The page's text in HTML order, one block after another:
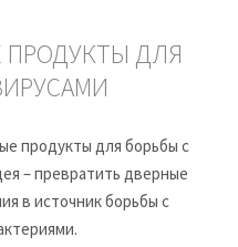
ДЛЯ
продукты для борьбы с
– превратить дверные
в источник борьбы с